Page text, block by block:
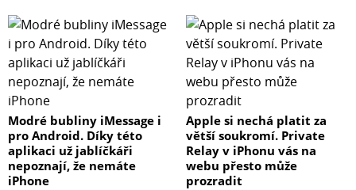
Modré bubliny iMessage i
pro Android. Díky této
aplikaci už jablíčkáři
nepoznají, že nemáte
iPhone
Apple si nechá platit za
větší soukromí. Private
Relay v iPhonu vás na
webu přesto může
prozradit